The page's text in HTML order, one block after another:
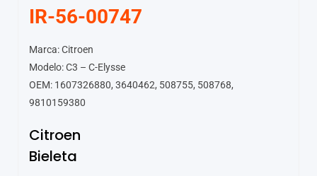
IR-56-00747
Marca: Citroen
Modelo: C3 – C-Elysse
OEM: 1607326880, 3640462, 508755, 508768,
9810159380
Citroen
Bieleta